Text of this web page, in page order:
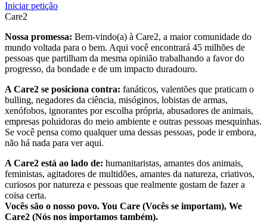
Iniciar petição
Care2
Nossa promessa: Bem-vindo(a) à Care2, a maior comunidade do
mundo voltada para o bem. Aqui você encontrará 45 milhões de
pessoas que partilham da mesma opinião trabalhando a favor do
progresso, da bondade e de um impacto duradouro.
A Care2 se posiciona contra: fanáticos, valentões que praticam o
bulling, negadores da ciência, misóginos, lobistas de armas,
xenófobos, ignorantes por escolha própria, abusadores de animais,
empresas poluidoras do meio ambiente e outras pessoas mesquinhas.
Se você pensa como qualquer uma dessas pessoas, pode ir embora,
não há nada para ver aqui.
A Care2 está ao lado de: humanitaristas, amantes dos animais,
feministas, agitadores de multidões, amantes da natureza, criativos,
curiosos por natureza e pessoas que realmente gostam de fazer a
coisa certa.
Vocês são o nosso povo. You Care (Vocês se importam), We
Care2 (Nós nos importamos também).